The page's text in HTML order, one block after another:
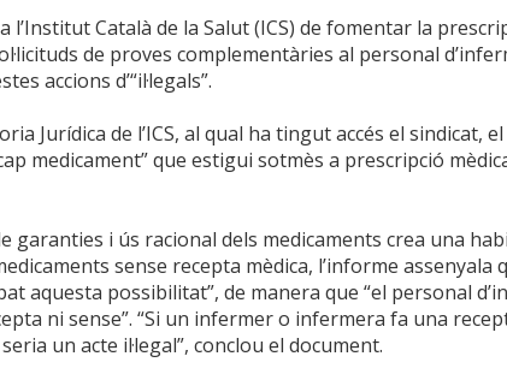
l’Institut Català de la Salut (ICS) de fomentar la
de proves complementàries al personal
accions d’“il·legals”.
Jurídica de l’ICS, al qual ha tingut accés el sindicat,
medicament” que estigui sotmès a prescripció
garanties i ús racional dels medicaments crea una
sense recepta mèdica, l’informe assenyala
aquesta possibilitat”, de manera que “el personal
ni sense”. “Si un infermer o infermera fa una
un acte il·legal”, conclou el document.